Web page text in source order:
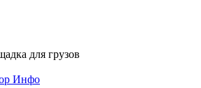
для грузов
Инфо